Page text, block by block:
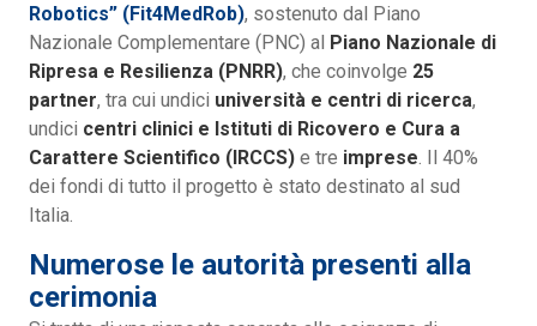
Robotics” (Fit4MedRob), sostenuto dal Piano
Nazionale Complementare (PNC) al Piano Nazionale di
Ripresa e Resilienza (PNRR), che coinvolge 25
partner, tra cui undici università e centri di ricerca,
undici centri clinici e Istituti di Ricovero e Cura a
Carattere Scientifico (IRCCS) e tre imprese . Il 40%
dei fondi di tutto il progetto è stato destinato al sud
Italia.
Numerose le autorità presenti alla
cerimonia